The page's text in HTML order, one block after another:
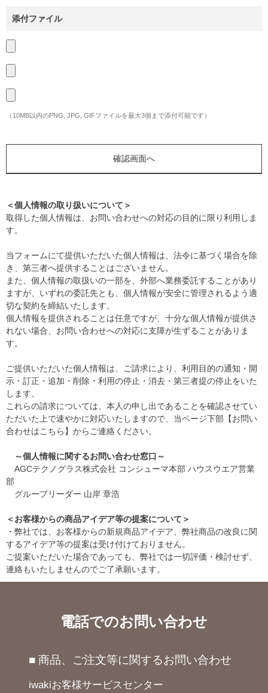
添付ファイル
（10MB以内のPNG, JPG, GIFファイルを最大3個まで添付可能です）
＜個人情報の取り扱いについて＞
取得した個人情報は、お問い合わせへの対応の目的に限り利用しま
す。
当フォームにて提供いただいた個人情報は、法令に基づく場合を除
き、第三者へ提供することはございません。
また、個人情報の取扱いの一部を、外部へ業務委託することがあり
ますが、いずれの委託先とも、個人情報が安全に管理されるよう適
切な契約を締結いたします。
個人情報を提供されることは任意ですが、十分な個人情報が提供さ
れない場合、お問い合わせへの対応に支障が生ずることがありま
す。
ご提供いただいた個人情報は、ご請求により、利用目的の通知・開
示・訂正・追加・削除・利用の停止・消去・第三者提の停止をいた
します。
これらの請求については、本人の申し出であることを確認させてい
ただいた上で速やかに対応いたしますので、当ページ下部【お問い
合わせはこちら】からご連絡ください。
～個人情報に関するお問い合わせ窓口～
AGCテクノグラス株式会社 コンシューマ本部 ハウスウエア営業
部
グループリーダー 山岸 章浩
＜お客様からの商品アイデア等の提案について＞
・弊社では、お客様からの新規商品アイデア、弊社商品の改良に関
するアイデア等の提案は受け付けておりません。
ご提案いただいた場合であっても、弊社では一切評価・検討せず、
連絡もいたしませんのでご了承願います。
電話でのお問い合わせ
■ 商品、ご注文等に関するお問い合わせ
iwakiお客様サービスセンター